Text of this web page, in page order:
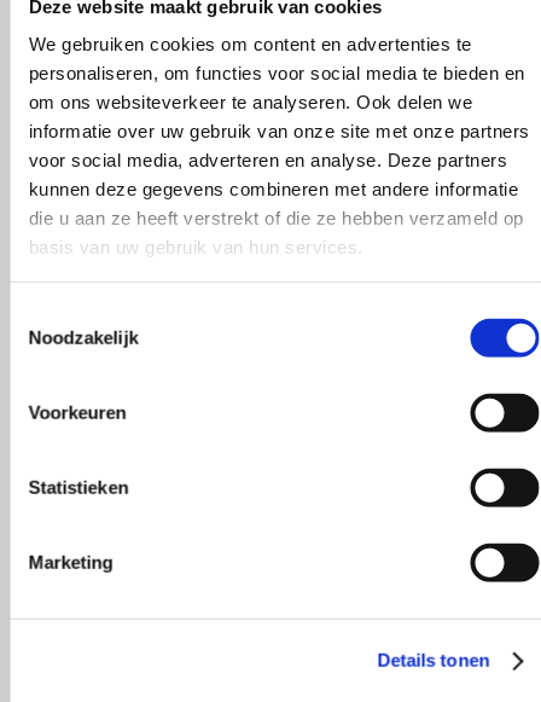
Deze website maakt gebruik van cookies
We gebruiken cookies om content en advertenties te
personaliseren, om functies voor social media te bieden en
om ons websiteverkeer te analyseren. Ook delen we
informatie over uw gebruik van onze site met onze partners
voor social media, adverteren en analyse. Deze partners
kunnen deze gegevens combineren met andere informatie
die u aan ze heeft verstrekt of die ze hebben verzameld op
basis van uw gebruik van hun services.
Noodzakelijk
Voorkeuren
Statistieken
Marketing
Details tonen
gegeven een erg gezellig
Behulpzaam!